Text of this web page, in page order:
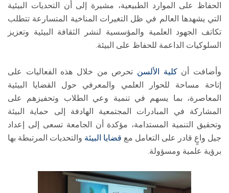
الحفاظ على الموارد الطبيعية، مشيرة إلى أن التحديات البيئية
التي يشهدها العالم في ظل التغيرات المناخية المتسارعة تتطلب
تكاتف الجهود العلمية والمؤسسية لنشر الثقافة البيئية وتعزيز
السلوكيات الداعمة للحفاظ على البيئة.
وأضافت أنكلية الألسن تحرص من خلال هذه الفعاليات على
إتاحة مساحة للحوار العلمي والمعرفي حول القضايا البيئية
المعاصرة، بما يسهم في تنمية وعي الطلاب وتحفيزهم على
المشاركة في المبادرات المجتمعية الهادفة إلى حماية البيئة
وتحقيق التنمية المستدامة، مؤكدة أن الجامعة تسعى إلى إعداد
جيل واعٍ قادر على التعامل مع قضايا البيئة والتحديات المرتبطة بها
برؤية علمية ومسؤولة.